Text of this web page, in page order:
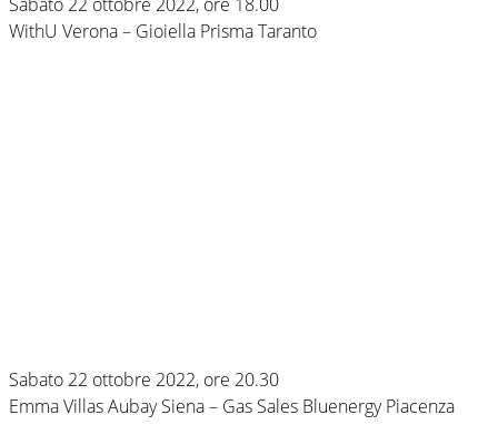
WithU Verona – Gioiella Prisma Taranto
Sabato 22 ottobre 2022, ore 20.30
Emma Villas Aubay Siena – Gas Sales Bluenergy Piacenza